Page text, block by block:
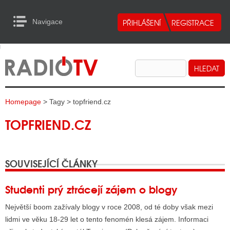
Navigace
RADIA
TELEVIZE
INTERNET
TISK
RADIA
RÁDIÍ
VYSÍLAČE
to Content
Homepage > Tagy > topfriend.cz
TOPFRIEND.CZ
SOUVISEJÍCÍ ČLÁNKY
Studenti prý ztrácejí zájem o blogy
Největší boom zažívaly blogy v roce 2008, od té doby však mezi
lidmi ve věku 18-29 let o tento fenomén klesá zájem. Informaci